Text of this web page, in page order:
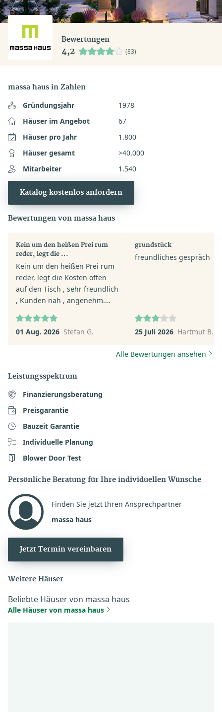
Bewertungen
4,2 (83)
massa haus in Zahlen
Gründungsjahr
1978
Häuser im Angebot
67
Häuser pro Jahr
1.800
Häuser gesamt
>40.000
Mitarbeiter
1.540
Katalog kostenlos anfordern
Bewertungen von massa haus
Kein um den heißen Prei rum
reder, legt die ...
Kein um den heißen Prei rum
reder, legt die Kosten offen
auf den Tisch , sehr freundlich
, Kunden nah , angenehm.
Top.
01 Aug. 2026 Stefan G.
grundstück
freundliches gespräch
25 Juli 2026 Hartmut B.
Alle Bewertungen ansehen
Leistungsspektrum
Finanzierungsberatung
Preisgarantie
Bauzeit Garantie
Individuelle Planung
Blower Door Test
Persönliche Beratung für Ihre individuellen Wünsche
Finden Sie jetzt Ihren Ansprechpartner
massa haus
Jetzt Termin vereinbaren
Weitere Häuser
Beliebte Häuser von massa haus
Alle Häuser von massa haus